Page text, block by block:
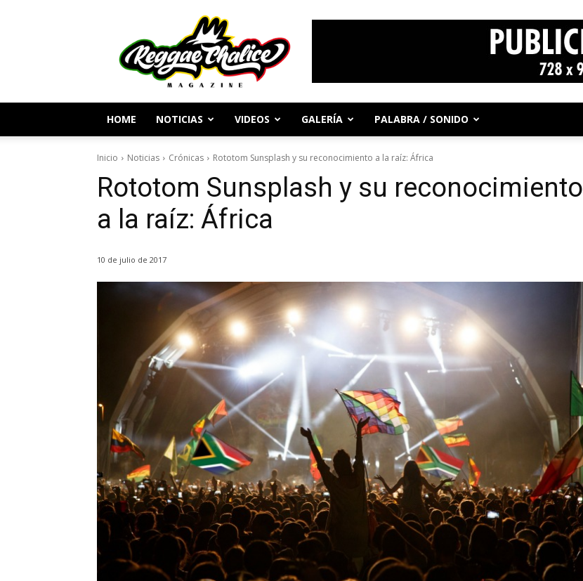
Periodismo
y
Cultura
Reggae
HOME NOTICIAS VIDEOS GALERÍA PALABRA / SONIDO
Inicio Noticias Crónicas Rototom Sunsplash y su reconocimiento a la raíz: África
Rototom Sunsplash y su reconocimiento
a la raíz: África
10 de julio de 2017